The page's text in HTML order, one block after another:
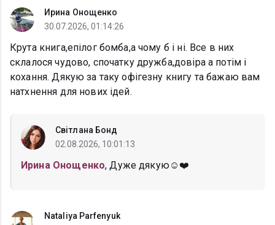
Ирина Онощенко
30.07.2026, 01:14:26
Крута книга,епілог бомба,а чому б і ні. Все в них
склалося чудово, спочатку дружба,довіра а потім і
кохання. Дякую за таку офігезну книгу та бажаю вам
натхнення для нових ідей.
Світлана Бонд
02.08.2026, 10:01:13
Ирина Онощенко, Дуже дякую☺️❤️
Nataliya Parfenyuk